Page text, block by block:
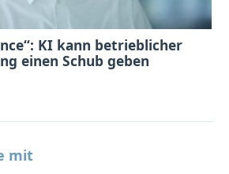
KI kann betrieblicher
einen Schub geben
mit